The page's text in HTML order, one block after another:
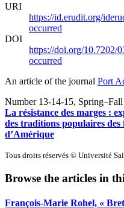
URI
https://id.erudit.org/
occurred
DOI
https://doi.org/10.7202/
occurred
An article of the journal Port
Number 13-14-15,
La résistance des marges :
des traditions populaires
d’Amérique
Tous droits réservés © Université
Browse the articles in
François-Marie Rohel, «